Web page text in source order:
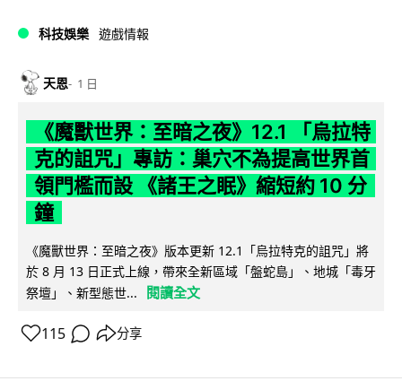
科技娛樂 遊戲情報
天恩 1 日
《魔獸世界：至暗之夜》12.1 「烏拉特
克的詛咒」專訪：巢穴不為提高世界首
領門檻而設 《諸王之眠》縮短約 10 分
鐘
《魔獸世界：至暗之夜》版本更新 12.1「烏拉特克的詛咒」將
於 8 月 13 日正式上線，帶來全新區域「盤蛇島」、地城「毒牙
祭壇」、新型態世...
閱讀全文
115 分享